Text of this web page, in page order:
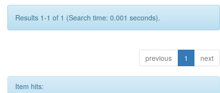
Results 1-1 of 1 (Search time: 0.001 seconds).
previous 1 next
Item hits: